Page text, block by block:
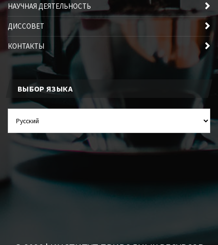
НАУЧНАЯ ДЕЯТЕЛЬНОСТЬ
ДИССОВЕТ
КОНТАКТЫ
ВЫБОР ЯЗЫКА
ЯЗЫКА